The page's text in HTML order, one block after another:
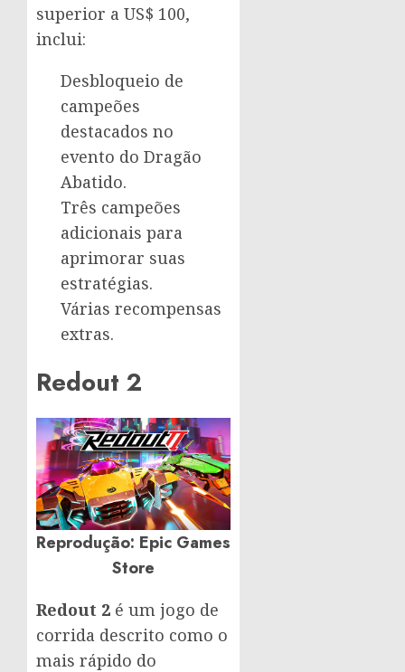
superior a US$ 100,
inclui:
Desbloqueio de
campeões
destacados no
evento do Dragão
Abatido.
Três campeões
adicionais para
aprimorar suas
estratégias.
Várias recompensas
extras.
Redout 2
Reprodução: Epic Games
Store
Redout 2 é um jogo de
corrida descrito como o
mais rápido do